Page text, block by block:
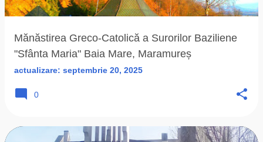
Mănăstirea Greco-Catolică a Surorilor Baziliene
"Sfânta Maria" Baia Mare, Maramureș
actualizare: septembrie 20, 2025
0